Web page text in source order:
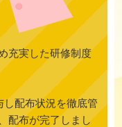
充実した研修制度
配布状況を徹底管
配布が完了しまし